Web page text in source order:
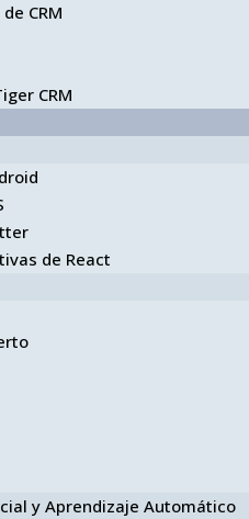
CRM
CRM
de React
y Aprendizaje Automático